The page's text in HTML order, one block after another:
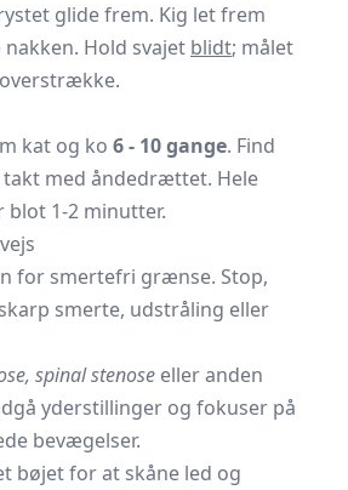
glide frem. Kig let frem
Hold svajet blidt; målet
kat og ko 6 - 10 gange. Find
med åndedrættet. Hele
blot 1-2 minutter.
for smertefri grænse. Stop,
smerte, udstråling eller
spinal stenose eller anden
yderstillinger og fokuser på
bevægelser.
bøjet for at skåne led og